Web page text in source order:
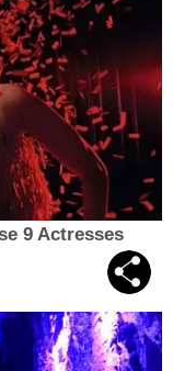
9 Actresses